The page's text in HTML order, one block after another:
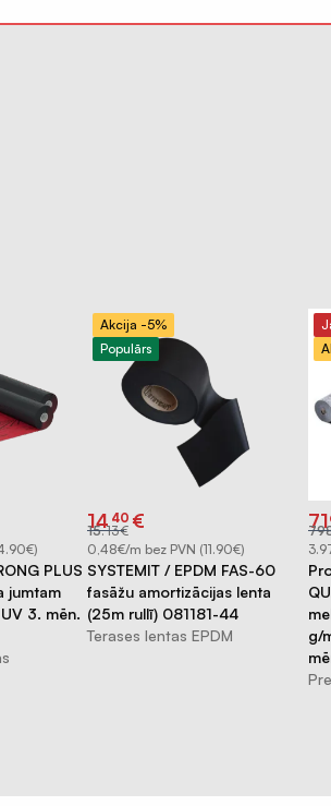
PLUS
jumtam
3. mēn.
Akcija -5%
Populārs
€
15.13
Original
price
was:
€15.13.
€
14 40
Current
price
is:
€14.40.
0,48€/m bez PVN (11.90€)
SYSTEMIT / EPDM FAS-60
fasāžu amortizācijas lenta
(25m rullī) 081181-44
Terases lentas EPDM
is:
g/